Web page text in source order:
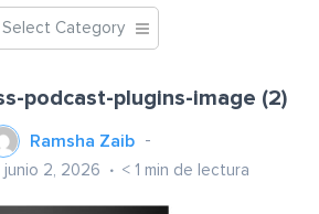
Select Category
podcast-plugins-image (2)
Ramsha Zaib
2, 2026 < 1 min de lectura